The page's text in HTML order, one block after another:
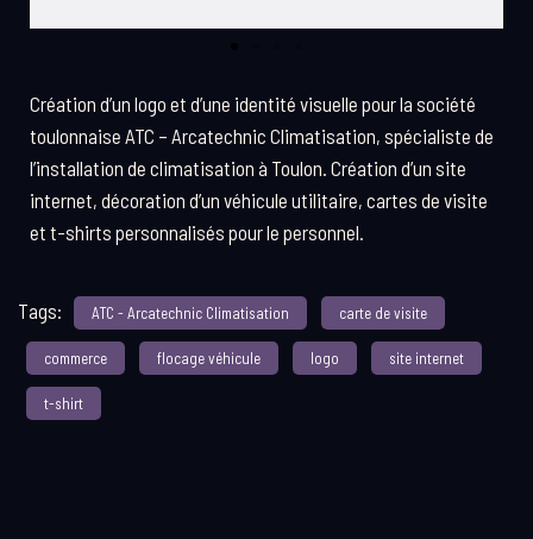
Création d’un logo et d’une identité visuelle pour la société
toulonnaise ATC – Arcatechnic Climatisation, spécialiste de
l’installation de climatisation à Toulon. Création d’un site
internet, décoration d’un véhicule utilitaire, cartes de visite
et t-shirts personnalisés pour le personnel.
Tags: ATC - Arcatechnic Climatisation carte de visite
commerce flocage véhicule logo site internet
t-shirt